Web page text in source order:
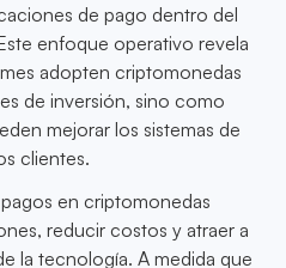
de pago dentro del
enfoque operativo revela
adopten criptomonedas
de inversión, sino como
mejorar los sistemas de
clientes.
en criptomonedas
reducir costos y atraer a
la tecnología. A medida que